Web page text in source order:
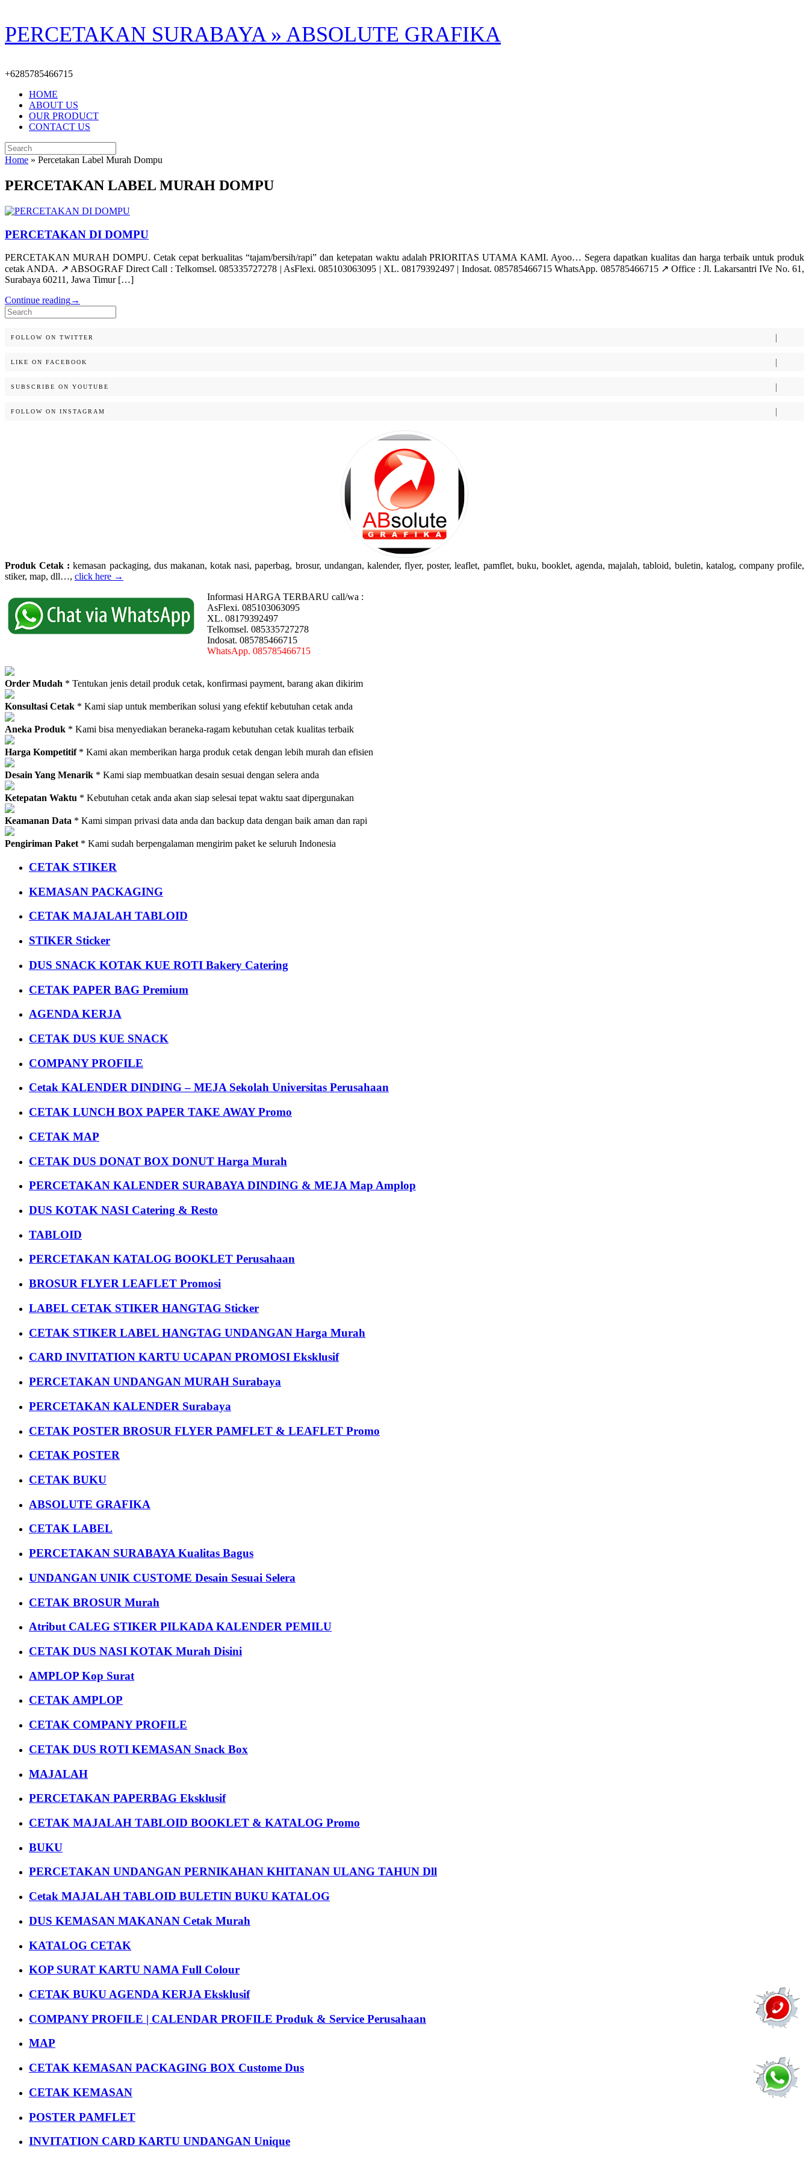
Skip
to
content
PERCETAKAN SURABAYA » ABSOLUTE GRAFIKA
+6285785466715
HOME
ABOUT US
OUR PRODUCT
CONTACT US
Search
for:
Home » Percetakan Label Murah Dompu
PERCETAKAN LABEL MURAH DOMPU
PERCETAKAN DI DOMPU
PERCETAKAN MURAH DOMPU. Cetak cepat berkualitas “tajam/bersih/rapi” dan ketepatan waktu adalah PRIORITAS UTAMA KAMI. Ayoo… Segera dapatkan kualitas dan harga terbaik untuk produk
cetak ANDA. ↗️ ABSOGRAF Direct Call : Telkomsel. 085335727278 | AsFlexi. 085103063095 | XL. 08179392497 | Indosat. 085785466715 WhatsApp. 085785466715 ↗️ Office : Jl. Lakarsantri IVe No. 61,
Surabaya 60211, Jawa Timur […]
Continue reading→
Search
for:
FOLLOW ON TWITTER
LIKE ON FACEBOOK
SUBSCRIBE ON YOUTUBE
FOLLOW ON INSTAGRAM
Produk Cetak : kemasan packaging, dus makanan, kotak nasi, paperbag, brosur, undangan, kalender, flyer, poster, leaflet, pamflet, buku, booklet, agenda, majalah, tabloid, buletin, katalog, company profile,
stiker, map, dll…, click here →
Informasi HARGA TERBARU call/wa :
AsFlexi. 085103063095
XL. 08179392497
Telkomsel. 085335727278
Indosat. 085785466715
WhatsApp. 085785466715
Order Mudah * Tentukan jenis detail produk cetak, konfirmasi payment, barang akan dikirim
Konsultasi Cetak * Kami siap untuk memberikan solusi yang efektif kebutuhan cetak anda
Aneka Produk * Kami bisa menyediakan beraneka-ragam kebutuhan cetak kualitas terbaik
Harga Kompetitif* Kami akan memberikan harga produk cetak dengan lebih murah dan efisien
Desain Yang Menarik * Kami siap membuatkan desain sesuai dengan selera anda
Ketepatan Waktu * Kebutuhan cetak anda akan siap selesai tepat waktu saat dipergunakan
Keamanan Data * Kami simpan privasi data anda dan backup data dengan baik aman dan rapi
Pengiriman Paket * Kami sudah berpengalaman mengirim paket ke seluruh Indonesia
CETAK STIKER
KEMASAN PACKAGING
CETAK MAJALAH TABLOID
STIKER Sticker
DUS SNACK KOTAK KUE ROTI Bakery Catering
CETAK PAPER BAG Premium
AGENDA KERJA
CETAK DUS KUE SNACK
COMPANY PROFILE
Cetak KALENDER DINDING – MEJA Sekolah Universitas Perusahaan
CETAK LUNCH BOX PAPER TAKE AWAY Promo
CETAK MAP
CETAK DUS DONAT BOX DONUT Harga Murah
PERCETAKAN KALENDER SURABAYA DINDING & MEJA Map Amplop
DUS KOTAK NASI Catering & Resto
TABLOID
PERCETAKAN KATALOG BOOKLET Perusahaan
BROSUR FLYER LEAFLET Promosi
LABEL CETAK STIKER HANGTAG Sticker
CETAK STIKER LABEL HANGTAG UNDANGAN Harga Murah
CARD INVITATION KARTU UCAPAN PROMOSI Eksklusif
PERCETAKAN UNDANGAN MURAH Surabaya
PERCETAKAN KALENDER Surabaya
CETAK POSTER BROSUR FLYER PAMFLET & LEAFLET Promo
CETAK POSTER
CETAK BUKU
ABSOLUTE GRAFIKA
CETAK LABEL
PERCETAKAN SURABAYA Kualitas Bagus
UNDANGAN UNIK CUSTOME Desain Sesuai Selera
CETAK BROSUR Murah
Atribut CALEG STIKER PILKADA KALENDER PEMILU
CETAK DUS NASI KOTAK Murah Disini
AMPLOP Kop Surat
CETAK AMPLOP
CETAK COMPANY PROFILE
CETAK DUS ROTI KEMASAN Snack Box
MAJALAH
PERCETAKAN PAPERBAG Eksklusif
CETAK MAJALAH TABLOID BOOKLET & KATALOG Promo
BUKU
PERCETAKAN UNDANGAN PERNIKAHAN KHITANAN ULANG TAHUN Dll
Cetak MAJALAH TABLOID BULETIN BUKU KATALOG
DUS KEMASAN MAKANAN Cetak Murah
KATALOG CETAK
KOP SURAT KARTU NAMA Full Colour
CETAK BUKU AGENDA KERJA Eksklusif
COMPANY PROFILE | CALENDAR PROFILE Produk & Service Perusahaan
MAP
CETAK KEMASAN PACKAGING BOX Custome Dus
CETAK KEMASAN
POSTER PAMFLET
INVITATION CARD KARTU UNDANGAN Unique